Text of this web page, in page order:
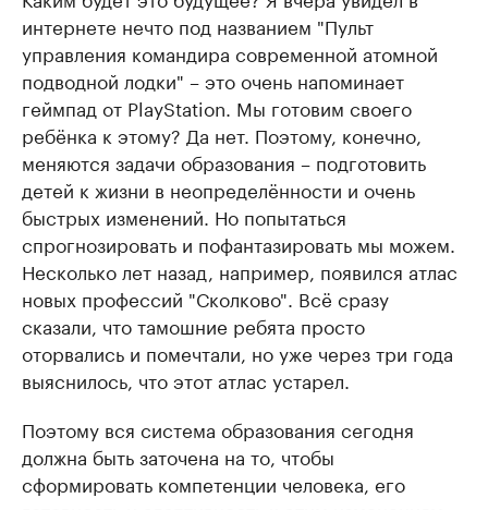
интернете нечто под названием "Пульт
управления командира современной атомной
подводной лодки" – это очень напоминает
геймпад от PlayStation. Мы готовим своего
ребёнка к этому? Да нет. Поэтому, конечно,
меняются задачи образования – подготовить
детей к жизни в неопределённости и очень
быстрых изменений. Но попытаться
спрогнозировать и пофантазировать мы можем.
Несколько лет назад, например, появился атлас
новых профессий "Сколково". Всё сразу
сказали, что тамошние ребята просто
оторвались и помечтали, но уже через три года
выяснилось, что этот атлас устарел.
Поэтому вся система образования сегодня
должна быть заточена на то, чтобы
сформировать компетенции человека, его